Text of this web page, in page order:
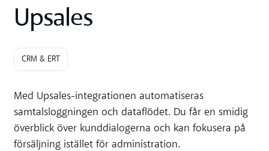
Upsales
CRM & ERT
Med Upsales-integrationen automatiseras
samtalsloggningen och dataflödet. Du får en smidig
överblick över kunddialogerna och kan fokusera på
försäljning istället för administration.